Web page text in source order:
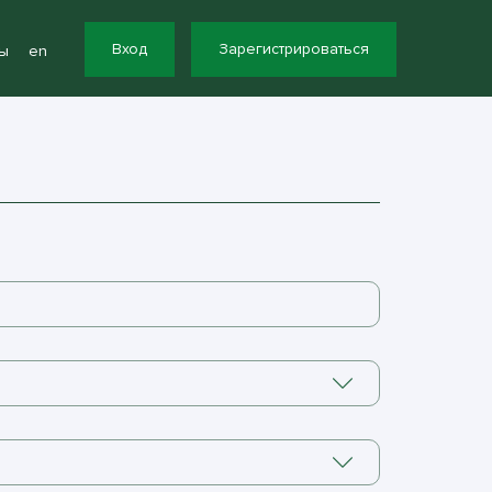
en Вход Зарегистрироваться